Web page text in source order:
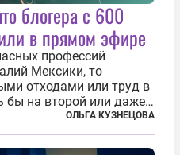
блогера с 600
в прямом эфире
профессий
Мексики, то
отходами или труд в
бы на второй или даже
журналистам и
выйти вперед. В
Синалоа, прямо во...
ОЛЬГА КУЗНЕЦОВА